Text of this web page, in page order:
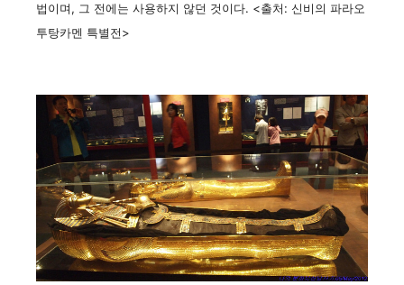
법이며, 그 전에는 사용하지 않던 것이다. <출처: 신비의 파라오
투탕카멘 특별전>